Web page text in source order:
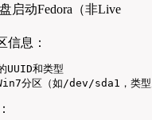
启动Fedora（非Live
信息：
和类型
分区（如/dev/sda1，类